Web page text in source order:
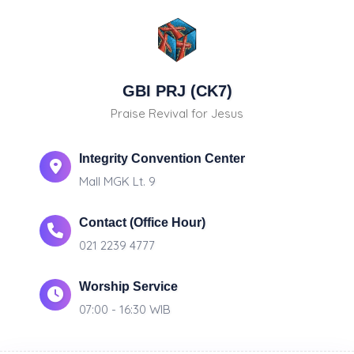
GBI PRJ (CK7)
Praise Revival for Jesus
Integrity Convention Center
Mall MGK Lt. 9
Contact (Office Hour)
021 2239 4777
Worship Service
07:00 - 16:30 WIB